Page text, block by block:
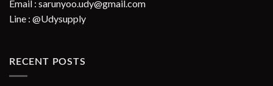
Email : sarunyoo.udy@gmail.com
Line : @Udysupply
RECENT POSTS